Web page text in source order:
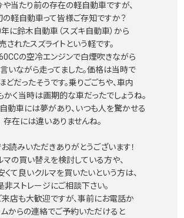
や当たり前の存在の軽自動車ですが、
の軽自動車って皆様ご存知ですか？
に鈴木自動車（スズキ自動車）から
されたスズライトという軽です。
の空冷エンジンで白煙吹きながら
いながら走ってました。価格は当時で
だったそうです。乗りごごちや、車内
かく当時は画期的な車だったでしょうね。
動車には夢があり、いつも人を驚かせる
存在には違いありませんね。
読みいただきありがとうございます！
マの買い替えを検討している方や、
くて良いクルマを買いたいという方は、
非ストレージにご相談下さい。
来店も大歓迎ですが、事前にお電話か
ムからの連絡でご予約いただけると